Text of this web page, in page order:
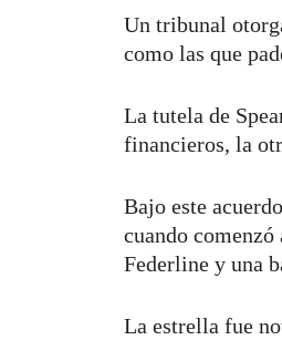
Un tribunal
como las que
La tutela de
financieros, la
Bajo este
cuando
Federline y una
La estrella fue